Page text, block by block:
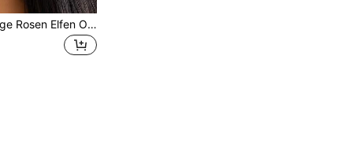
Ein Paar Vintage Rosen Elfen Ohrringe, perfekt für Party Rollenspiele, Alltag und Elfen Themen, handgefertigte Braut Hochzeits Ohrringe und ideale Urlaubsgeschenke